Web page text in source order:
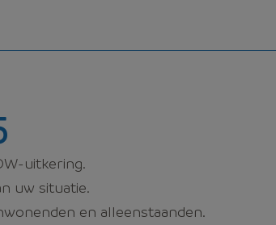
uitkering.
uw situatie.
en alleenstaanden.